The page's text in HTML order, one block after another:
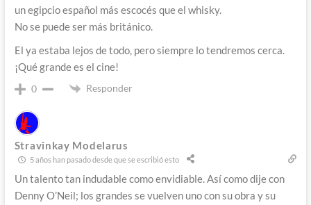
un egipcio español más escocés que el whisky.
No se puede ser más británico.
El ya estaba lejos de todo, pero siempre lo tendremos cerca.
¡Qué grande es el cine!
0 Responder
Stravinkay Modelarus
5 años han pasado desde que se escribió esto
Un talento tan indudable como envidiable. Así como dije con
Denny O’Neil; los grandes se vuelven uno con su obra y su